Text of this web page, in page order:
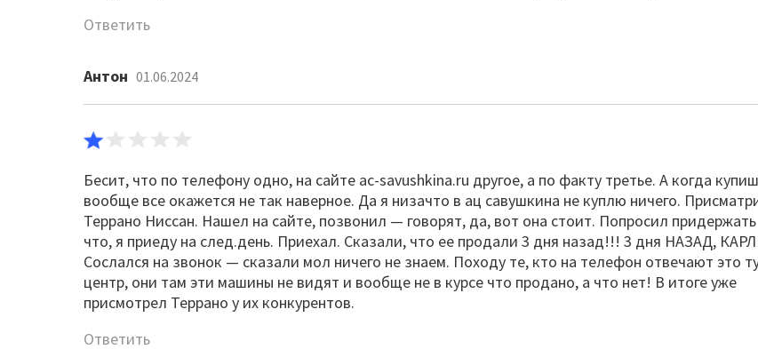
Ответить
Антон 01.06.2024
Бесит, что по телефону одно, на сайте ac-savushkina.ru другое, а по факту третье. А когда
вообще все окажется не так наверное. Да я низачто в ац савушкина не куплю ничего.
Террано Ниссан. Нашел на сайте, позвонил — говорят, да, вот она стоит. Попросил
что, я приеду на след.день. Приехал. Сказали, что ее продали 3 дня назад!!! 3 дня НАЗАД,
Сослался на звонок — сказали мол ничего не знаем. Походу те, кто на телефон отвечают это
центр, они там эти машины не видят и вообще не в курсе что продано, а что нет! В итоге уже
присмотрел Террано у их конкурентов.
Ответить